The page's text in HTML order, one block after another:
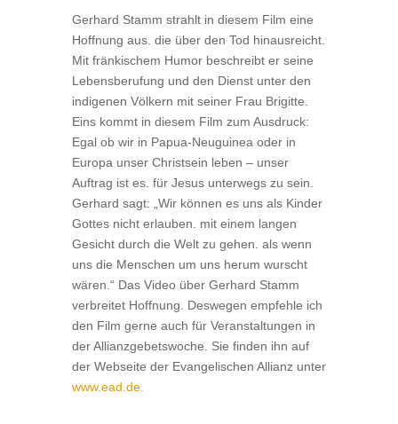
Gerhard Stamm strahlt in diesem Film eine
Hoff­nung aus. die über den Tod hinausreicht.
Mit fränkischem Humor beschreibt er seine
Lebensberufung und den Dienst unter den
indigenen Völkern mit sei­ner Frau Brigitte.
Eins kommt in diesem Film zum Ausdruck:
Egal ob wir in Papua-Neuguinea oder in
Europa unser Christsein leben – unser
Auftrag ist es. für Jesus unterwegs zu sein.
Gerhard sagt: „Wir können es uns als Kinder
Gottes nicht erlauben. mit einem langen
Gesicht durch die Welt zu gehen. als wenn
uns die Menschen um uns herum wurscht
wären.“ Das Video über Gerhard Stamm
verbreitet Hoffnung. Deswegen empfehle ich
den Film gerne auch für Veranstaltungen in
der Allianzgebetswoche. Sie finden ihn auf
der Web­seite der Evangelischen Allianz unter
www.ead.de.